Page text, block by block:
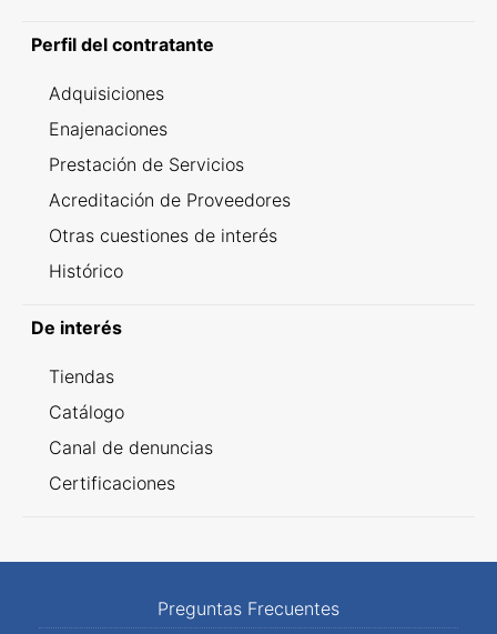
Perfil del contratante
Adquisiciones
Enajenaciones
Prestación de Servicios
Acreditación de Proveedores
Otras cuestiones de interés
Histórico
De interés
Tiendas
Catálogo
Canal de denuncias
Certificaciones
Preguntas Frecuentes